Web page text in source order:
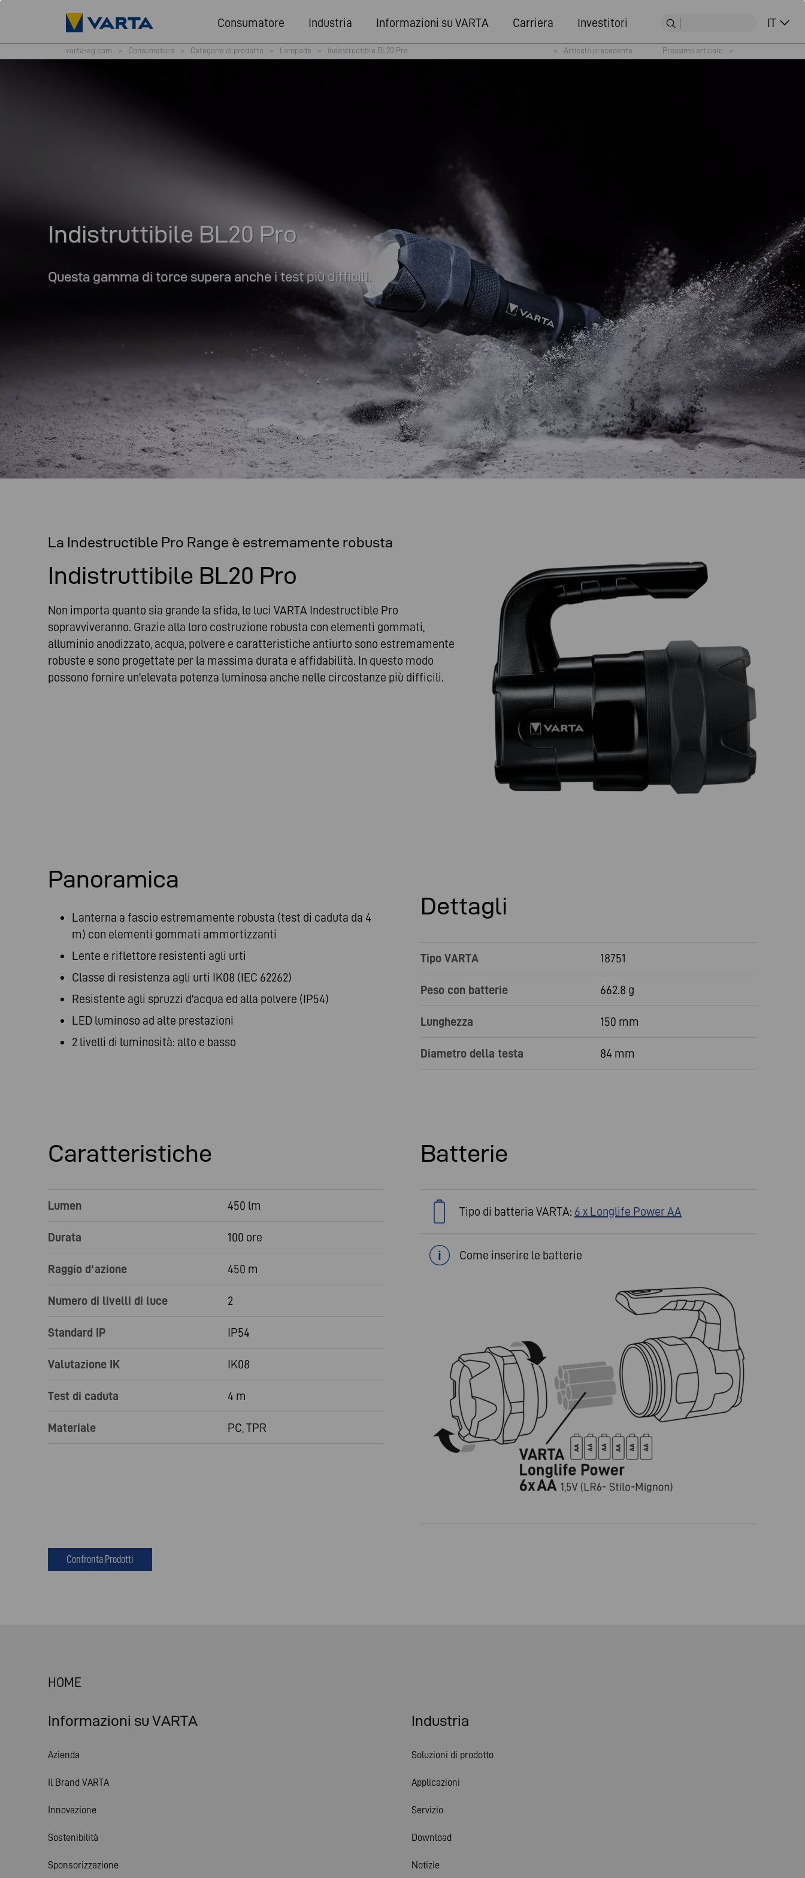
Consumatore Industria Informazioni su VARTA Carriera Investitori IT
varta-ag.com > Consumatore > Categorie di prodotto > Lampade > Indestructible BL20 Pro < Articolo precedente Prossimo articolo >
Indistruttibile BL20 Pro
Questa gamma di torce supera anche i test più difficili.
La Indestructible Pro Range è estremamente robusta
Indistruttibile BL20 Pro
Non importa quanto sia grande la sfida, le luci VARTA Indestructible Pro
sopravviveranno. Grazie alla loro costruzione robusta con elementi gommati,
alluminio anodizzato, acqua, polvere e caratteristiche antiurto sono estremamente
robuste e sono progettate per la massima durata e affidabilità. In questo modo
possono fornire un'elevata potenza luminosa anche nelle circostanze più difficili.
Panoramica
Lanterna a fascio estremamente robusta (test di caduta da 4
m) con elementi gommati ammortizzanti
Lente e riflettore resistenti agli urti
Classe di resistenza agli urti IK08 (IEC 62262)
Resistente agli spruzzi d'acqua ed alla polvere (IP54)
LED luminoso ad alte prestazioni
2 livelli di luminosità: alto e basso
Dettagli
Tipo VARTA 18751
Peso con batterie 662.8 g
Lunghezza 150 mm
Diametro della testa 84 mm
Caratteristiche
Lumen 450 lm
Durata 100 ore
Raggio d‘azione 450 m
Numero di livelli di luce 2
Standard IP IP54
Valutazione IK IK08
Test di caduta 4 m
Materiale PC, TPR
Batterie
Tipo di batteria VARTA: 6 x Longlife Power AA
Come inserire le batterie
Confronta Prodotti
HOME
Informazioni su VARTA
Azienda
Il Brand VARTA
Innovazione
Sostenibilità
Sponsorizzazione
Industria
Soluzioni di prodotto
Applicazioni
Servizio
Download
Notizie